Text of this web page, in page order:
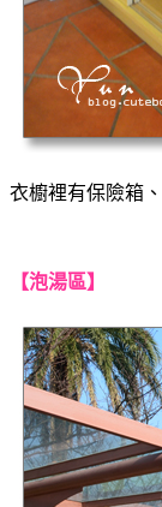
衣櫥裡有保險箱
【泡湯區】